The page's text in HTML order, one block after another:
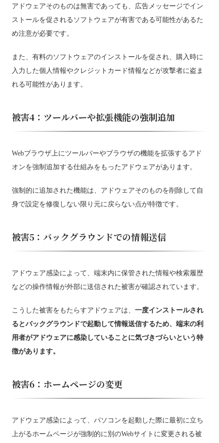
アドウェアそのものは無害であっても、広告メッセージでイン
ストールを促されるソフトウェアが有害である可能性があるた
め注意が必要です。
また、有料のソフトウェアのインストールを促され、購入時に
入力した個人情報やクレジットカード情報などが攻撃者に盗ま
れる可能性があります。
被害4：ツールバーや拡張機能の強制追加
Webブラウザ上にツールバーやブラウザの機能を拡張するアド
オンを強制追加する仕組みをもったアドウェアがあります。
強制的に追加された機能は、アドウェアそのものを削除して自
身で設定を修復しない限り元に戻らない点が特徴です。
被害5：バックグラウンドでの情報送信
アドウェア感染によって、端末内に保管された情報や検索履歴
などの操作情報が外部に送信された被害が確認されています。
こうした被害をもたらすアドウェアは、 一度インストールされ
るとバックグラウンドで起動して情報送信するため、端末の利
用者がアドウェアに感染していることに気づきづらいという特
徴があります。
被害6：ホームページの変更
アドウェア感染によって、パソコンを起動した際に最初に立ち
上がるホームページが強制的に別のWebサイトに変更される被